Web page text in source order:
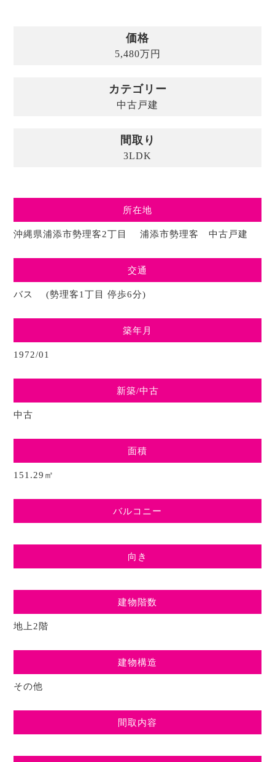
価格
5,480万円
カテゴリー
中古戸建
間取り
3LDK
所在地
沖縄県浦添市勢理客2丁目 浦添市勢理客 中古戸建
交通
バス (勢理客1丁目 停歩6分)
築年月
1972/01
新築/中古
中古
面積
151.29㎡
バルコニー
向き
建物階数
地上2階
建物構造
その他
間取内容